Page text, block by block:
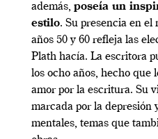
además, poseía un
estilo. Su presencia en
años 50 y 60 refleja las
Plath hacía. La escritora
los ocho años, hecho que
amor por la escritura. Su
marcada por la depresión
mentales, temas que